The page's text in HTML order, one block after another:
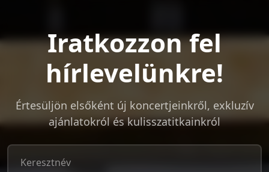
Iratkozzon fel
hírlevelünkre!
Értesüljön elsőként új koncertjeinkről, exkluzív
ajánlatokról és kulisszatitkainkról